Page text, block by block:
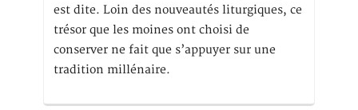
est dite. Loin des nouveautés liturgiques, ce
trésor que les moines ont choisi de
conserver ne fait que s’appuyer sur une
tradition millénaire.